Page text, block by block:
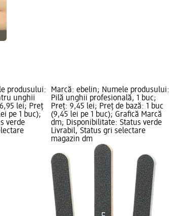
produsului:
unghii
lei; Preț
pe 1 buc);
verde
Marcă: ebelin; Numele produsului:
Pilă unghii profesională, 1 buc;
Preț: 9,45 lei; Preț de bază: 1 buc
(9,45 lei pe 1 buc); Grafică Marcă
dm; Disponibilitate: Status verde
Livrabil, Status gri selectare
magazin dm